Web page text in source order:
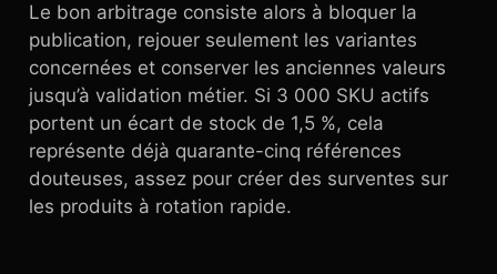
Le bon arbitrage consiste alors à bloquer la
publication, rejouer seulement les variantes
concernées et conserver les anciennes valeurs
jusqu’à validation métier. Si 3 000 SKU actifs
portent un écart de stock de 1,5 %, cela
représente déjà quarante-cinq références
douteuses, assez pour créer des surventes sur
les produits à rotation rapide.